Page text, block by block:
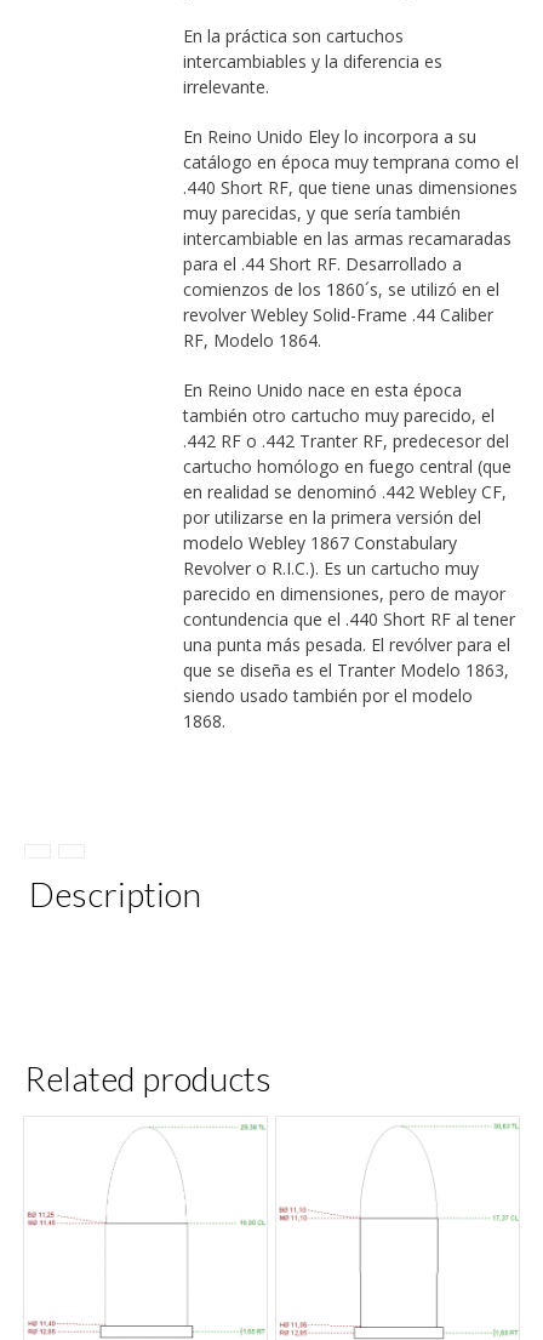
En la práctica son cartuchos
intercambiables y la diferencia es
irrelevante.
En Reino Unido Eley lo incorpora a su
catálogo en época muy temprana como el
.440 Short RF, que tiene unas dimensiones
muy parecidas, y que sería también
intercambiable en las armas recamaradas
para el .44 Short RF. Desarrollado a
comienzos de los 1860´s, se utilizó en el
revolver Webley Solid-Frame .44 Caliber
RF, Modelo 1864.
En Reino Unido nace en esta época
también otro cartucho muy parecido, el
.442 RF o .442 Tranter RF, predecesor del
cartucho homólogo en fuego central (que
en realidad se denominó .442 Webley CF,
por utilizarse en la primera versión del
modelo Webley 1867 Constabulary
Revolver o R.I.C.). Es un cartucho muy
parecido en dimensiones, pero de mayor
contundencia que el .440 Short RF al tener
una punta más pesada. El revólver para el
que se diseña es el Tranter Modelo 1863,
siendo usado también por el modelo
1868.
Description
Related products